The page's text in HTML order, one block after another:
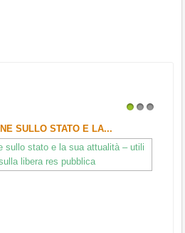
SULLO STATO E LA...